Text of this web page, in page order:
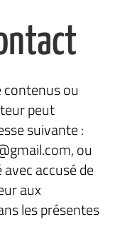
ou
peut
suivante :
ou
accusé de
aux
les présentes